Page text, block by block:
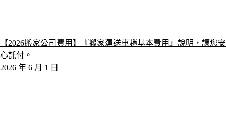
【2026搬家公司費用】『搬家運送車趟基本費用』說明，讓您安
心託付。
2026 年 6 月 1 日